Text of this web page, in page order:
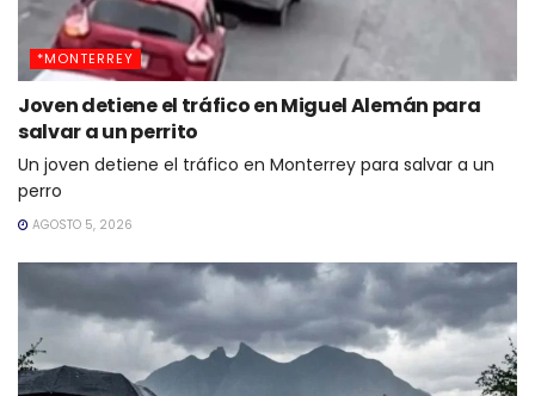
*MONTERREY
Joven detiene el tráfico en Miguel Alemán para
salvar a un perrito
Un joven detiene el tráfico en Monterrey para salvar a un
perro
AGOSTO 5, 2026